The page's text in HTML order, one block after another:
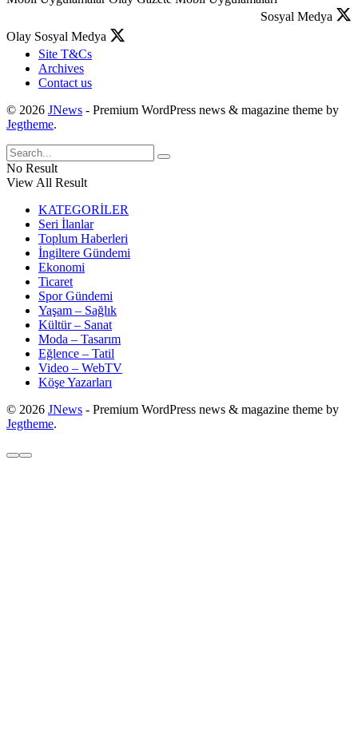
Sosyal Medya
Olay Sosyal Medya
Site T&Cs
Archives
Contact us
© 2026 JNews - Premium WordPress news & magazine theme by
Jegtheme.
No Result
View All Result
KATEGORİLER
Seri İlanlar
Toplum Haberleri
İngiltere Gündemi
Ekonomi
Ticaret
Spor Gündemi
Yaşam – Sağlık
Kültür – Sanat
Moda – Tasarım
Eğlence – Tatil
Video – WebTV
Köşe Yazarları
© 2026 JNews - Premium WordPress news & magazine theme by
Jegtheme.